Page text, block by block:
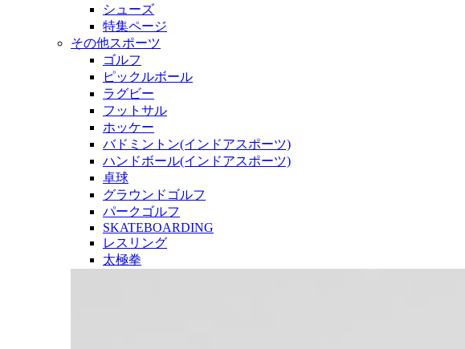
シューズ
特集ページ
その他スポーツ
ゴルフ
ピックルボール
ラグビー
フットサル
ホッケー
バドミントン(インドアスポーツ)
ハンドボール(インドアスポーツ)
卓球
グラウンドゴルフ
パークゴルフ
SKATEBOARDING
レスリング
太極拳